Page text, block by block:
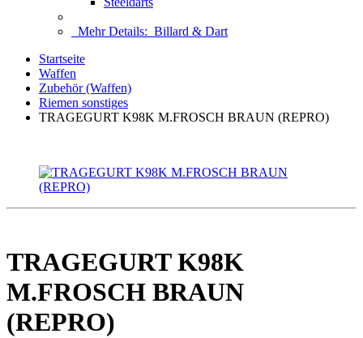
Mehr Details: Billard & Dart
Startseite
Waffen
Zubehör (Waffen)
Riemen sonstiges
TRAGEGURT K98K M.FROSCH BRAUN (REPRO)
TRAGEGURT K98K
M.FROSCH BRAUN
(REPRO)